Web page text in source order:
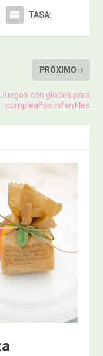
TASA:
PRÓXIMO
Juegos con globos para
cumpleaños infantiles